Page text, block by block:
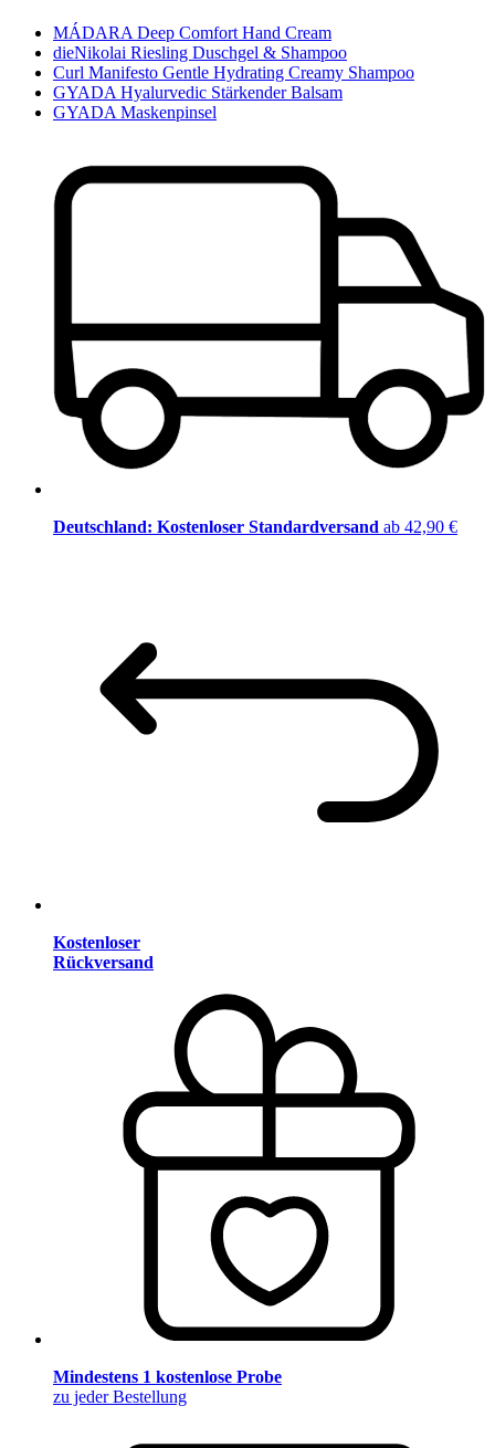
MÁDARA Deep Comfort Hand Cream
dieNikolai Riesling Duschgel & Shampoo
Curl Manifesto Gentle Hydrating Creamy Shampoo
GYADA Hyalurvedic Stärkender Balsam
GYADA Maskenpinsel
Deutschland: Kostenloser Standardversand ab 42,90 €
Kostenloser
Rückversand
Mindestens 1 kostenlose Probe
zu jeder Bestellung